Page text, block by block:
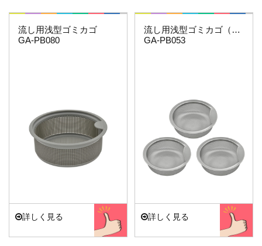
これエエやん
流し用浅型ゴミカゴ
GA-PB080
詳しく見る
これエエやん
流し用浅型ゴミカゴ（ステンレス)(3個)
GA-PB053
詳しく見る